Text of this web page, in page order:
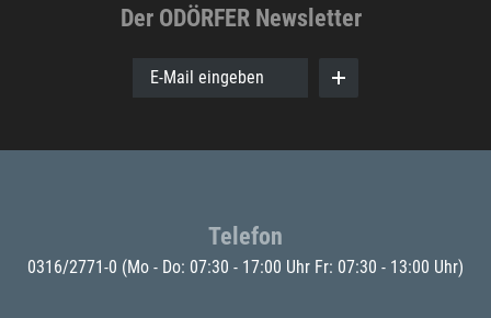
Der ODÖRFER Newsletter
E-Mail eingeben
Telefon
0316/2771-0 (Mo - Do: 07:30 - 17:00 Uhr Fr: 07:30 - 13:00 Uhr)